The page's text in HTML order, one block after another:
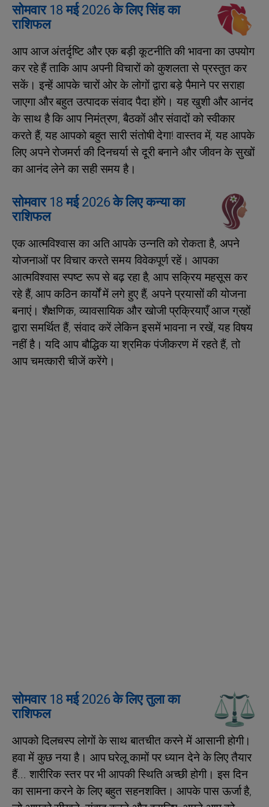
सोमवार 18 मई 2026 के लिए सिंह का
राशिफल
आप आज अंतर्दृष्टि और एक बड़ी कूटनीति की भावना का उपयोग
कर रहे हैं ताकि आप अपनी विचारों को कुशलता से प्रस्तुत कर
सकें। इन्हें आपके चारों ओर के लोगों द्वारा बड़े पैमाने पर सराहा
जाएगा और बहुत उत्पादक संवाद पैदा होंगे। यह खुशी और आनंद
के साथ है कि आप निमंत्रण, बैठकों और संवादों को स्वीकार
करते हैं, यह आपको बहुत सारी संतोषी देगा! वास्तव में, यह आपके
लिए अपने रोजमर्रा की दिनचर्या से दूरी बनाने और जीवन के सुखों
का आनंद लेने का सही समय है।
सोमवार 18 मई 2026 के लिए कन्या का
राशिफल
एक आत्मविश्वास का अति आपके उन्नति को रोकता है, अपने
योजनाओं पर विचार करते समय विवेकपूर्ण रहें। आपका
आत्मविश्वास स्पष्ट रूप से बढ़ रहा है, आप सक्रिय महसूस कर
रहे हैं, आप कठिन कार्यों में लगे हुए हैं, अपने प्रयासों की योजना
बनाएं। शैक्षणिक, व्यावसायिक और खोजी प्रक्रियाएँ आज ग्रहों
द्वारा समर्थित हैं, संवाद करें लेकिन इसमें भावना न रखें, यह विषय
नहीं है। यदि आप बौद्धिक या श्रमिक पंजीकरण में रहते हैं, तो
आप चमत्कारी चीजें करेंगे।
सोमवार 18 मई 2026 के लिए तुला का
राशिफल
आपको दिलचस्प लोगों के साथ बातचीत करने में आसानी होगी।
हवा में कुछ नया है। आप घरेलू कामों पर ध्यान देने के लिए तैयार
हैं... शारीरिक स्तर पर भी आपकी स्थिति अच्छी होगी। इस दिन
का सामना करने के लिए बहुत सहनशक्ति। आपके पास ऊर्जा है,